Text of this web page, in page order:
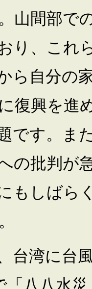
山間部で
り、これ
ら自分の
復興を進
です。ま
の批判が
もしばら
台湾に台
「八八水